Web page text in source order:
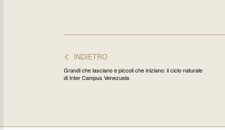
< INDIETRO
Grandi che lasciano e piccoli che iniziano: il ciclo naturale
di Inter Campus Venezuela